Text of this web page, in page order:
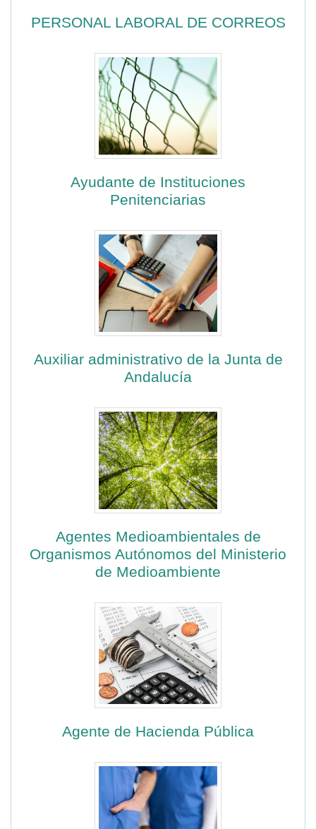
PERSONAL LABORAL DE CORREOS
Ayudante de Instituciones
Penitenciarias
Auxiliar administrativo de la Junta de
Andalucía
Agentes Medioambientales de
Organismos Autónomos del Ministerio
de Medioambiente
Agente de Hacienda Pública